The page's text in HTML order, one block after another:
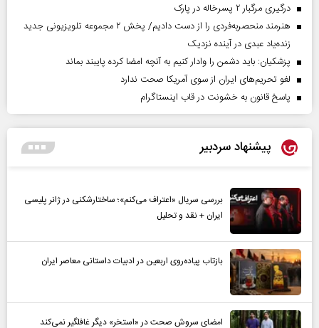
درگیری مرگبار ۲ پسرخاله در پارک
هنرمند منحصر‌به‌فردی را از دست دادیم/ پخش ۲ مجموعه تلویزیونی جدید
زنده‌یاد عبدی در آینده نزدیک
پزشکیان: باید دشمن را وادار کنیم به آنچه امضا کرده پایبند بماند
لغو تحریم‌های ایران از سوی آمریکا صحت ندارد
پاسخ قانون به خشونت در قاب اینستاگرام
پیشنهاد سردبیر
بررسی سریال «اعتراف می‌کنم»؛ ساختارشکنی در ژانر پلیسی
ایران + نقد و تحلیل
بازتاب پیاده‌روی اربعین در ادبیات داستانی معاصر ایران
امضای سروش صحت در «استخر» دیگر غافلگیر نمی‌کند